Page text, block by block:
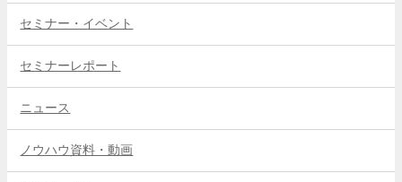
セミナー・イベント
セミナーレポート
ニュース
ノウハウ資料・動画